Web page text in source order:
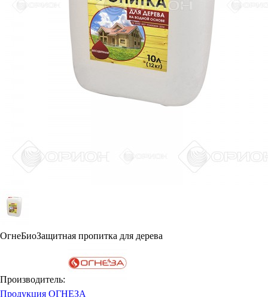
ОгнеБиоЗащитная пропитка для дерева
Производитель:
Продукция ОГНЕЗА